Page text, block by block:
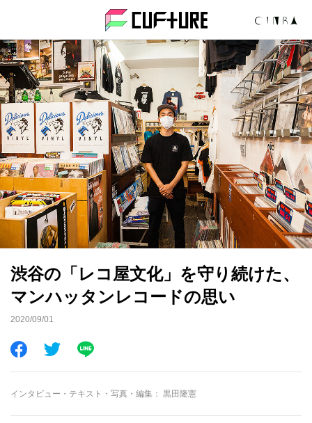
CUFtURE
渋谷の「レコ屋文化」を守り続けた、
マンハッタンレコードの思い
2020/09/01
インタビュー・テキスト・写真・編集 黒田隆憲